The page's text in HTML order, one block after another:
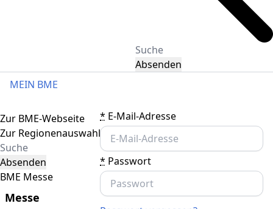
Absenden
MEIN BME
* E-Mail-Adresse
* Passwort
Toggle navigation
Zur BME-Webseite
Zur Regionenauswahl
Absenden
BME Messe
Messe